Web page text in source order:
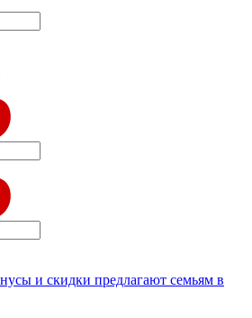
и скидки предлагают семьям в